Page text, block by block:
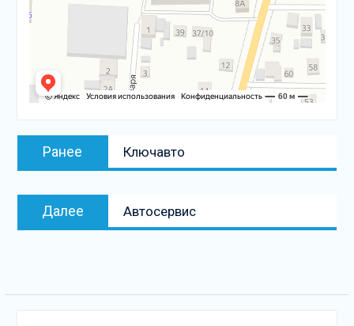
Навигация
Ранее
Предыдущая
запись:
Ключавто
Далее
Следующая
запись
Автосервис